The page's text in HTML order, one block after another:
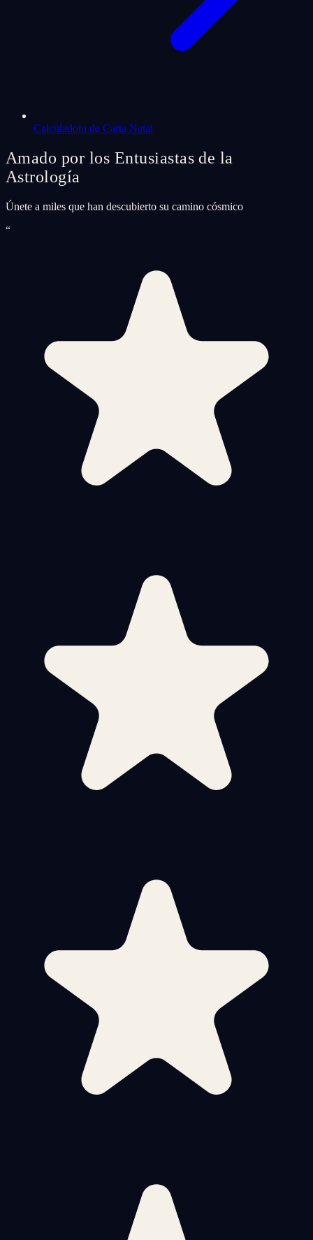
Calculadora de Carta Natal
Amado por los Entusiastas de la
Astrología
Únete a miles que han descubierto su camino cósmico
“